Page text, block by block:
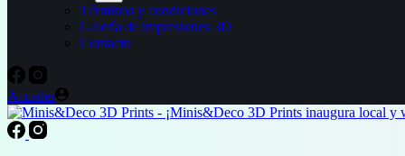
Términos y condiciones
Galería de impresiones 3D
Contacto
Acceder